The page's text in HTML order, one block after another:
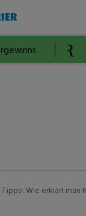
Wie erklärt man